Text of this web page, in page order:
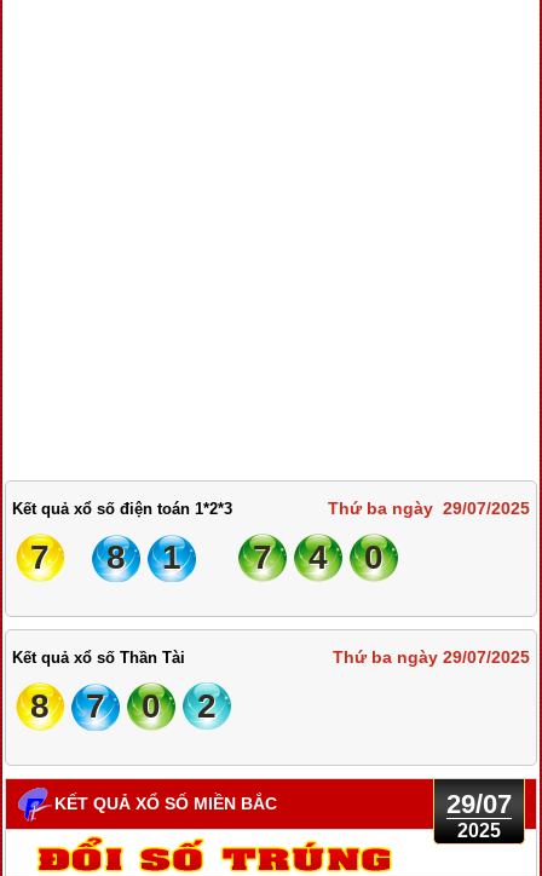
Kết quả xổ số điện toán 1*2*3 Thứ ba ngày 29/07/2025
7 8 1 7 4 0
Kết quả xổ số Thần Tài Thứ ba ngày 29/07/2025
8 7 0 2
29/07
2025
KẾT QUẢ XỔ SỐ MIỀN BẮC